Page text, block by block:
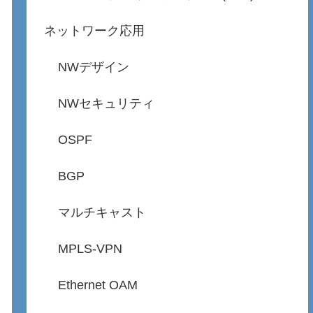
ネットワーク応用
NWデザイン
NWセキュリティ
OSPF
BGP
マルチキャスト
MPLS-VPN
Ethernet OAM